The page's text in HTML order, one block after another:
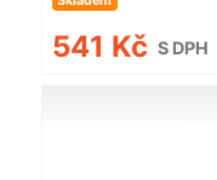
541 Kč S DPH